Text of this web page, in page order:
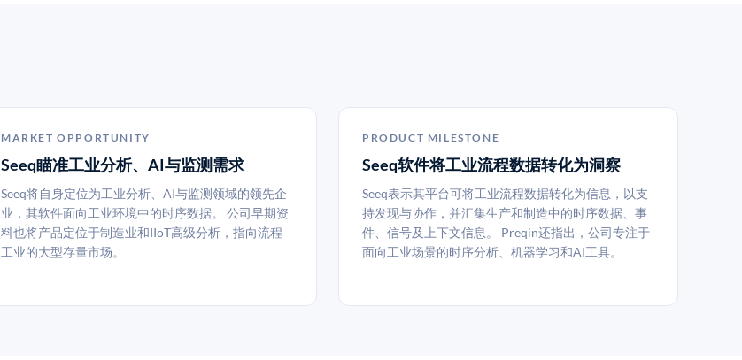
MARKET OPPORTUNITY
Seeq瞄准工业分析、AI与监测需求
Seeq将自身定位为工业分析、AI与监测领域的领先企
业，其软件面向工业环境中的时序数据。 公司早期资
料也将产品定位于制造业和IIoT高级分析，指向流程
工业的大型存量市场。
PRODUCT MILESTONE
Seeq软件将工业流程数据转化为洞察
Seeq表示其平台可将工业流程数据转化为信息，以支
持发现与协作，并汇集生产和制造中的时序数据、事
件、信号及上下文信息。 Preqin还指出，公司专注于
面向工业场景的时序分析、机器学习和AI工具。